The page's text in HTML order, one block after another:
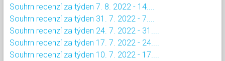
Souhrn recenzí za týden 7. 8. 2022 - 14....
Souhrn recenzí za týden 31. 7. 2022 - 7....
Souhrn recenzí za týden 24. 7. 2022 - 31....
Souhrn recenzí za týden 17. 7. 2022 - 24....
Souhrn recenzí za týden 10. 7. 2022 - 17....